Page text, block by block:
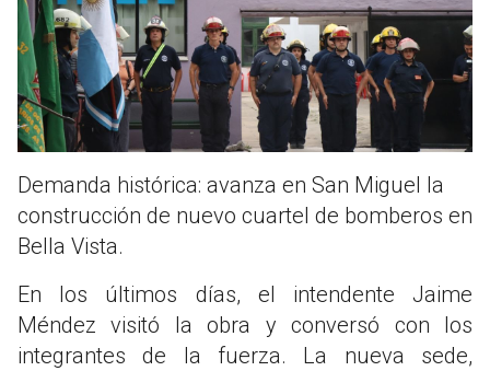
Demanda histórica: avanza en San Miguel la
construcción de nuevo cuartel de bomberos en
Bella Vista.
En los últimos días, el intendente Jaime
Méndez visitó la obra y conversó con los
integrantes de la fuerza. La nueva sede,